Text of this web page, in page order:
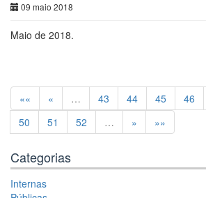
09 maio 2018
Maio de 2018.
«« « … 43 44 45 46
50
51 52 … » »»
Categorias
Internas